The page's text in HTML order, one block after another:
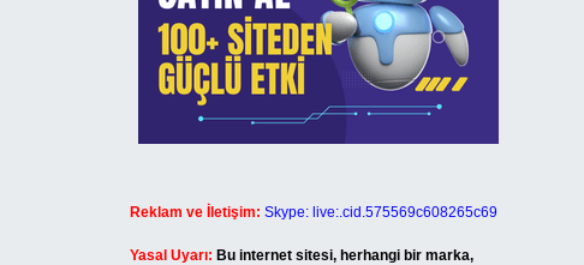
Reklam ve İletişim: Skype: live:.cid.575569c608265c69
Yasal Uyarı: Bu internet sitesi, herhangi bir marka,